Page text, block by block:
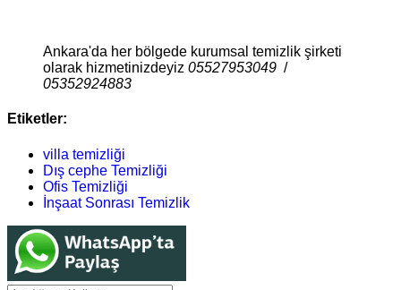
Ankara'da her bölgede kurumsal temizlik şirketi
olarak hizmetinizdeyiz 05527953049 /
05352924883
Etiketler:
villa temizliği
Dış cephe Temizliği
Ofis Temizliği
İnşaat Sonrası Temizlik